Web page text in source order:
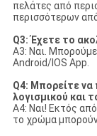
πελάτες από
περισσότερων
Q3: Έχετε το
A3: Ναι.
Android/IOS App.
Q4: Μπορείτε να
λογισμικού και
A4: Ναι! Εκτός
το χρώμα